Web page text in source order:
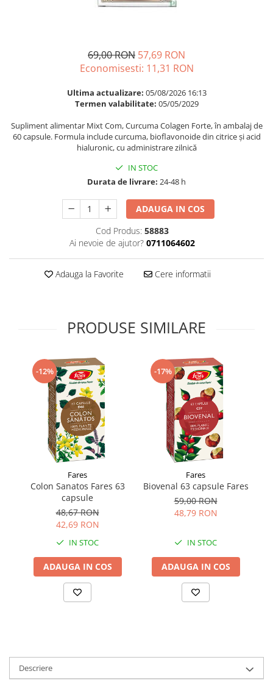
Probiotice si prebiotice
Sanatate urinara
Slabire si control greutate
Somn stres si anxietate
Supliment Fier
Supliment Vitamina B
Supliment Zinc
Tuse gat si respiratie
Vitamine si minerale
69,00 RON 57,69 RON
Economisesti: 11,31 RON
Ultima actualizare: 05/08/2026 16:13
Termen valabilitate: 05/05/2029
Supliment alimentar Mixt Com, Curcuma Colagen Forte, în ambalaj de
60 capsule. Formula include curcuma, bioflavonoide din citrice și acid
hialuronic, cu administrare zilnică
IN STOC
Durata de livrare: 24-48 h
ADAUGA IN COS
Cod Produs: 58883
Ai nevoie de ajutor? 0711064602
Adauga la Favorite Cere informatii
PRODUSE SIMILARE
-12%
Fares
Colon Sanatos Fares 63
capsule
48,67 RON
42,69 RON
IN STOC
ADAUGA IN COS
-17%
Fares
Biovenal 63 capsule Fares
59,00 RON
48,79 RON
IN STOC
ADAUGA IN COS
Descriere